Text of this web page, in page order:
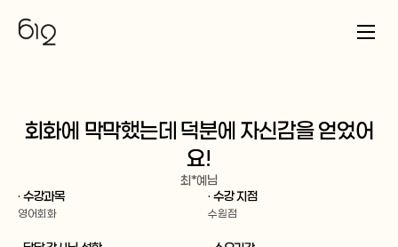
회화에 막막했는데 덕분에 자신감을 얻었어
요!
최*예님
· 수강과목
영어회화
· 수강 지점
수원점